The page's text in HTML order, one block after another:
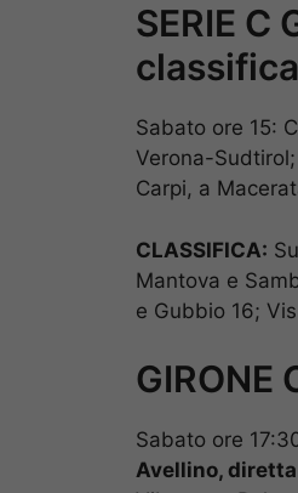
SERIE C
classifica
Sabato ore 15:
Verona-
Carpi, a
CLASSIFICA:
Mantova e
e Gubbio 16;
Sabato ore
Avellino,